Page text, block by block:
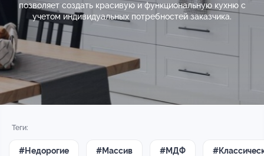
позволяет создать красивую и функциональную кухню с
учетом индивидуальных потребностей заказчика.
Теги:
#Недорогие #Массив #МДФ